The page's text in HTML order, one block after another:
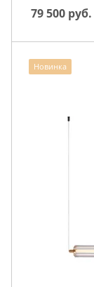
79 500 руб.
Новинка